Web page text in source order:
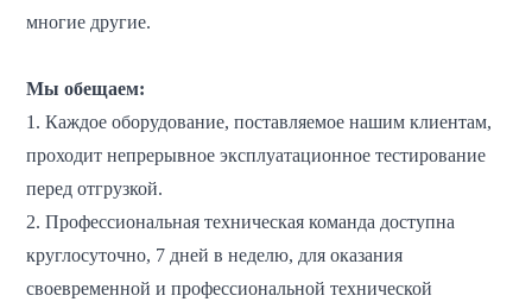
многие другие.
Мы обещаем:
1. Каждое оборудование, поставляемое нашим клиентам,
проходит непрерывное эксплуатационное тестирование
перед отгрузкой.
2. Профессиональная техническая команда доступна
круглосуточно, 7 дней в неделю, для оказания
своевременной и профессиональной технической